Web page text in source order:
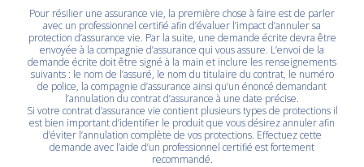
Pour résilier une assurance vie, la première chose à faire est de parler
avec un professionnel certifié afin d’évaluer l’impact d’annuler sa
protection d’assurance vie. Par la suite, une demande écrite devra être
envoyée à la compagnie d’assurance qui vous assure. L’envoi de la
demande écrite doit être signé à la main et inclure les renseignements
suivants : le nom de l’assuré, le nom du titulaire du contrat, le numéro
de police, la compagnie d’assurance ainsi qu’un énoncé demandant
l’annulation du contrat d’assurance à une date précise.
Si votre contrat d’assurance vie contient plusieurs types de protections il
est bien important d’identifier le produit que vous désirez annuler afin
d’éviter l’annulation complète de vos protections. Effectuez cette
demande avec l’aide d’un professionnel certifié est fortement
recommandé.